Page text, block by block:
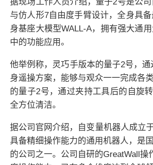
与仿人形7自由度手臂设计，全身具
身基座大模型WALL-A，拥有强大通
中的功能应用。
他举例称，灵巧手版本的量子2号，
身遥操方案，能够与观众一一完成各
的量子2号，通过夹持工具后的自旋
全方位清洁。
据公司官网介绍，自变量机器人成立
具备精细操作能力的通用机器人 ，是
的公司之一。公司自研的GreatWall